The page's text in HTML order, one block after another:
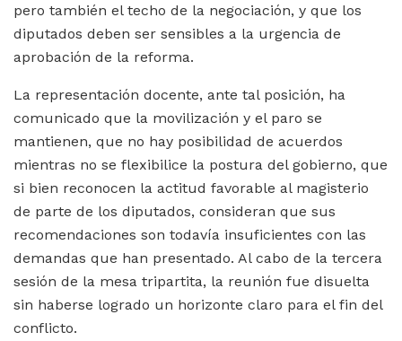
pero también el techo de la negociación, y que los
diputados deben ser sensibles a la urgencia de
aprobación de la reforma.
La representación docente, ante tal posición, ha
comunicado que la movilización y el paro se
mantienen, que no hay posibilidad de acuerdos
mientras no se flexibilice la postura del gobierno, que
si bien reconocen la actitud favorable al magisterio
de parte de los diputados, consideran que sus
recomendaciones son todavía insuficientes con las
demandas que han presentado. Al cabo de la tercera
sesión de la mesa tripartita, la reunión fue disuelta
sin haberse logrado un horizonte claro para el fin del
conflicto.